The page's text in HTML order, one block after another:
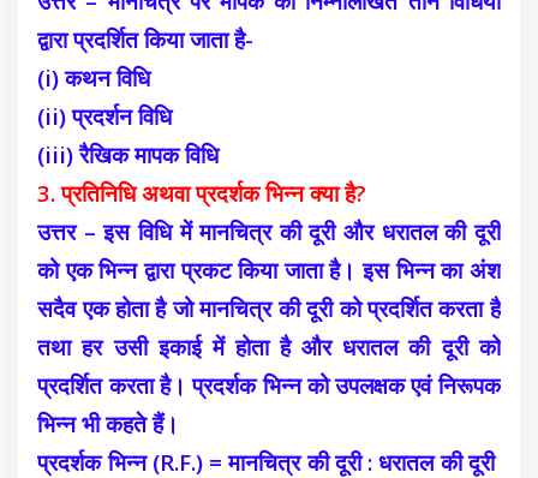
द्वारा प्रदर्शित किया जाता है-
(i) कथन विधि
(ii) प्रदर्शन विधि
(iii) रैखिक मापक विधि
3. प्रतिनिधि अथवा प्रदर्शक भिन्न क्या है?
उत्तर – इस विधि में मानचित्र की दूरी और धरातल की दूरी
को एक भिन्न द्वारा प्रकट किया जाता है। इस भिन्न का अंश
सदैव एक होता है जो मानचित्र की दूरी को प्रदर्शित करता है
तथा हर उसी इकाई में होता है और धरातल की दूरी को
प्रदर्शित करता है।प्रदर्शक भिन्न को उपलक्षक एवं निरूपक
भिन्न भी कहते हैं।
प्रदर्शक भिन्न (R.F.) = मानचित्र की दूरी : धरातल की दूरी